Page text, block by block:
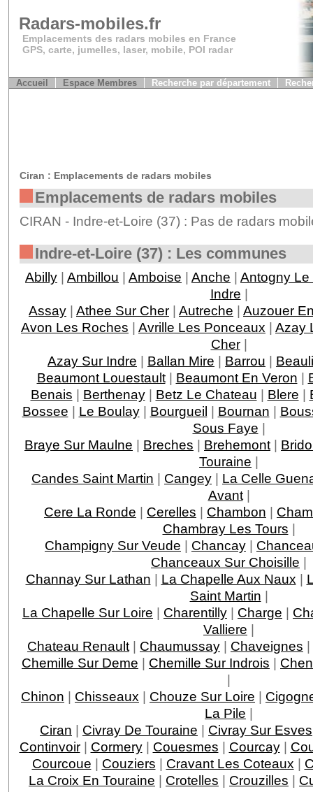
Radars-mobiles.fr
Emplacements des radars mobiles en France
GPS, carte, jumelles, laser, mobile, POI radar
Accueil Espace Membres Recherche par département
Ciran : Emplacements de radars mobiles
Emplacements de radars mobiles
CIRAN - Indre-et-Loire (37) : Pas de radars
Indre-et-Loire (37) : Les communes
Abilly | Ambillou | Amboise | Anche | Antogny Le
Indre |
Assay | Athee Sur Cher | Autreche | Auzouer
Avon Les Roches | Avrille Les Ponceaux | Azay
Cher|
Azay Sur Indre | Ballan Mire | Barrou |
Beaumont Louestault| Beaumont En Veron |
Benais | Berthenay| Betz Le Chateau | Blere |
Bossee | Le Boulay| Bourgueil | Bournan |
Sous Faye |
Braye Sur Maulne | Breches | Brehemont |
Touraine |
Candes Saint Martin | Cangey | La Celle
Avant|
Cere La Ronde | Cerelles | Chambon |
Chambray Les Tours |
Champigny Sur Veude | Chancay |
Chanceaux Sur Choisille |
Channay Sur Lathan | La Chapelle Aux Naux |
Saint Martin |
La Chapelle Sur Loire | Charentilly | Charge |
Valliere |
Chateau Renault | Chaumussay | Chaveignes |
Chemille Sur Deme | Chemille Sur Indrois |
|
Chinon | Chisseaux | Chouze Sur Loire |
La Pile |
Ciran | Civray De Touraine | Civray Sur Esves
Continvoir| Cormery| Couesmes | Courcay|
Courcoue | Couziers | Cravant Les Coteaux |
La Croix En Touraine | Crotelles | Crouzilles |